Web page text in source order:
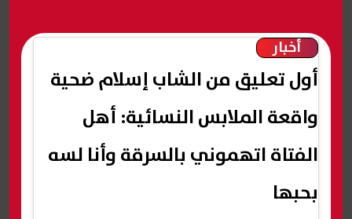
أخبار
أول تعليق من الشاب إسلام ضحية
واقعة الملابس النسائية: أهل
الفتاة اتهموني بالسرقة وأنا لسه
بحبها